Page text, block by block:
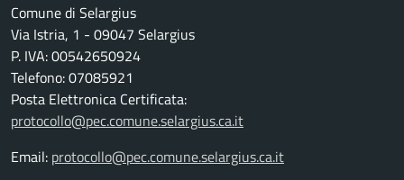
Comune di Selargius
Via Istria, 1 - 09047 Selargius
P. IVA: 00542650924
Telefono: 07085921
Posta Elettronica Certificata:
protocollo@pec.comune.selargius.ca.it
Email: protocollo@pec.comune.selargius.ca.it